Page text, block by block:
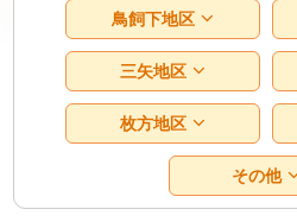
鳥飼下地区
三矢地区
枚方地区
その他